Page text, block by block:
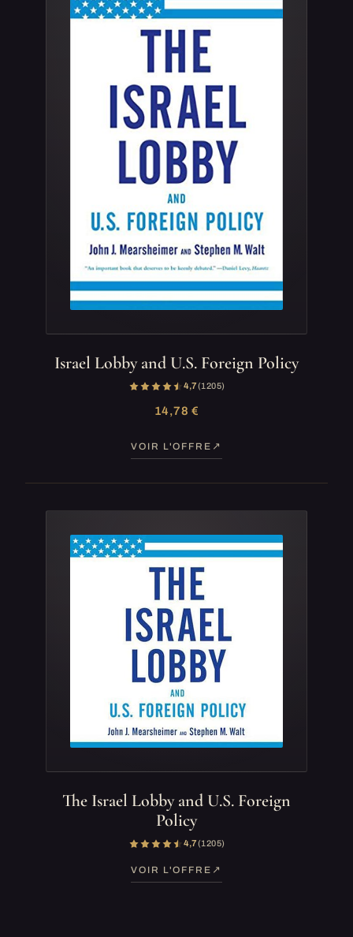
Israel Lobby and U.S. Foreign Policy
4,7(1 205)
14,78 €
VOIR L'OFFRE
The Israel Lobby and U.S. Foreign
Policy
4,7(1 205)
VOIR L'OFFRE